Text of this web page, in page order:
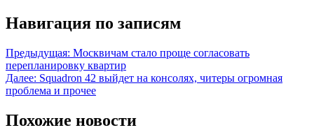
Навигация по записям
Предыдущая: Москвичам стало проще согласовать
перепланировку квартир
Далее: Squadron 42 выйдет на консолях, читеры огромная
проблема и прочее
Похожие новости